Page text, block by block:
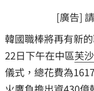
[廣告]
韓國職棒將再有新
22日下午在中區芙
儀式，總花費為